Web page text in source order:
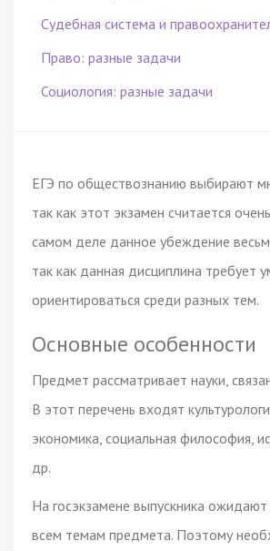
Судебная система и
Право: разные задачи
Социология: разные задачи
ЕГЭ по обществознанию выбирают
так как этот экзамен считается
самом деле данное убеждение
так как данная дисциплина требует
ориентироваться среди разных тем.
Основные особенности
Предмет рассматривает науки,
В этот перечень входят
экономика, социальная философия,
др.
На госэкзамене выпускника
всем темам предмета. Поэтому